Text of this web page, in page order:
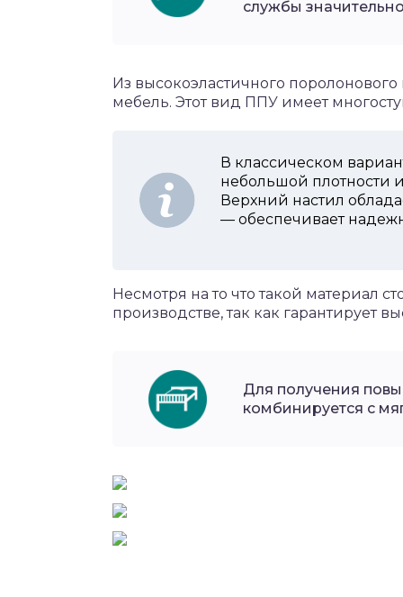
службы
Из высокоэластичного
мебель. Этот вид ППУ имеет
В классическом
небольшой плотности
Верхний настил
— обеспечивает
Несмотря на то что такой материал
производстве, так как гарантирует
Для получения
комбинируется с